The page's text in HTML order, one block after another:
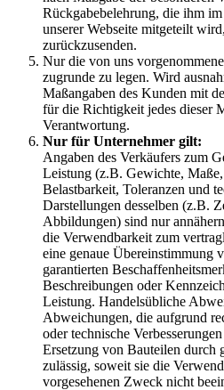
Rückgabebelehrung, die ihm
unserer Webseite mitgeteilt
zurückzusenden.
Nur die von uns
zugrunde zu legen. Wird
Maßangaben des Kunden mit
für die Richtigkeit jedes dieser
Verantwortung.
Nur für Unternehmer gilt:
Angaben des Verkäufers zum
Leistung (z.B. Gewichte,
Belastbarkeit, Toleranzen und
Darstellungen desselben (z.B.
Abbildungen) sind nur
die Verwendbarkeit zum
eine genaue Übereinstimmung
garantierten
Beschreibungen oder
Leistung. Handelsübliche
Abweichungen, die aufgrund
oder technische
Ersetzung von Bauteilen durch
zulässig, soweit sie die
vorgesehenen Zweck nicht